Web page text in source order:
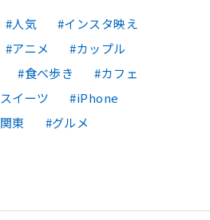
人気
インスタ映え
アニメ
カップル
食べ歩き
カフェ
スイーツ
iPhone
関東 グルメ